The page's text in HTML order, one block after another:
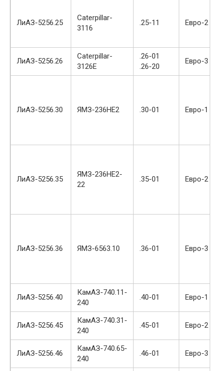
ЛиАЗ-5256.25
Caterpillar-
3116
.25-11 Евро-2
ЛиАЗ-5256.26
Caterpillar-
3126E
.26-01
.26-20
Евро-3
ЛиАЗ-5256.30 ЯМЗ-236НЕ2 .30-01 Евро-1
ЛиАЗ-5256.35
ЯМЗ-236НЕ2-
22
.35-01 Евро-2
ЛиАЗ-5256.36 ЯМЗ-6563.10 .36-01 Евро-3
ЛиАЗ-5256.40
КамАЗ-740.11-
240
.40-01 Евро-1
ЛиАЗ-5256.45
КамАЗ-740.31-
240
.45-01 Евро-2
ЛиАЗ-5256.46
КамАЗ-740.65-
240
.46-01 Евро-3